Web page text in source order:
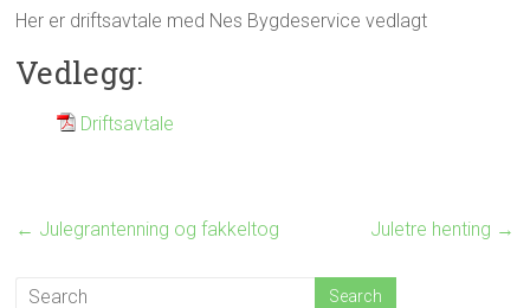
Her er driftsavtale med Nes Bygdeservice vedlagt
Vedlegg:
Driftsavtale
← Julegrantenning og fakkeltog Juletre henting →